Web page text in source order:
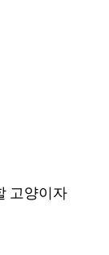
고양이자